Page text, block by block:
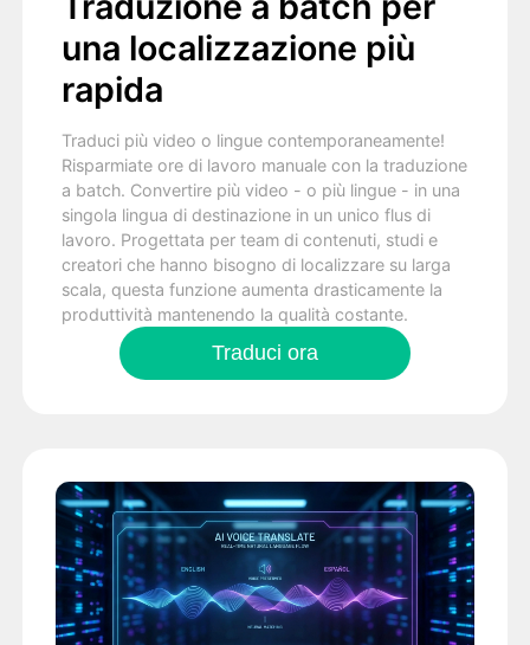
una localizzazione più
rapida
Traduci più video o lingue contemporaneamente!
Risparmiate ore di lavoro manuale con la traduzione
a batch. Convertire più video - o più lingue - in una
singola lingua di destinazione in un unico flus di
lavoro. Progettata per team di contenuti, studi e
creatori che hanno bisogno di localizzare su larga
scala, questa funzione aumenta drasticamente la
produttività mantenendo la qualità costante.
Traduci ora